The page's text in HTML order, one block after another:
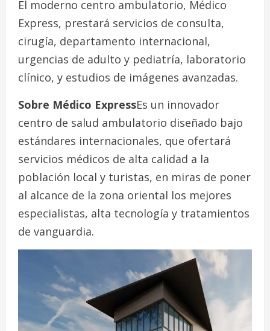
El moderno centro ambulatorio, Médico
Express, prestará servicios de consulta,
cirugía, departamento internacional,
urgencias de adulto y pediatría, laboratorio
clínico, y estudios de imágenes avanzadas.
Sobre Médico ExpressEs un innovador
centro de salud ambulatorio diseñado bajo
estándares internacionales, que ofertará
servicios médicos de alta calidad a la
población local y turistas, en miras de poner
al alcance de la zona oriental los mejores
especialistas, alta tecnología y tratamientos
de vanguardia.